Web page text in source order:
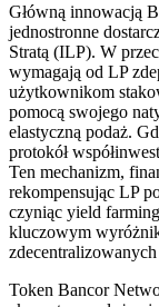
Główną innowacją
jednostronne
Stratą (ILP). W
wymagają od LP
użytkownikom
pomocą swojego
elastyczną podaż.
protokół
Ten mechanizm,
rekompensując LP
czyniąc yield
kluczowym
Token Bancor